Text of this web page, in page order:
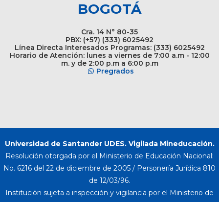
BOGOTÁ
Cra. 14 N° 80-35
PBX: (+57) (333) 6025492
Línea Directa Interesados Programas: (333) 6025492
Horario de Atención: lunes a viernes de 7:00 a.m - 12:00
m. y de 2:00 p.m a 6:00 p.m
Pregrados
Universidad de Santander UDES. Vigilada Mineducación.
Resolución otorgada por el Ministerio de Educación Nacional:
No. 6216 del 22 de diciembre de 2005 / Personería Jurídica 810
de 12/03/96.
Institución sujeta a inspección y vigilancia por el Ministerio de